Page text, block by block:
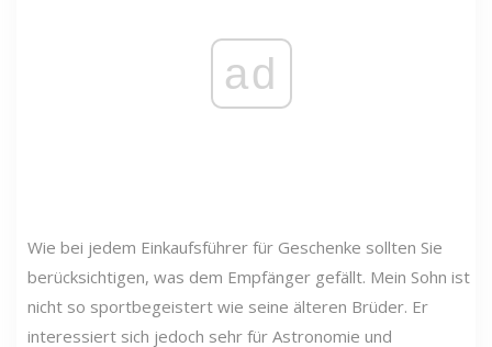
ad
Wie bei jedem Einkaufsführer für Geschenke sollten Sie
berücksichtigen, was dem Empfänger gefällt. Mein Sohn ist
nicht so sportbegeistert wie seine älteren Brüder. Er
interessiert sich jedoch sehr für Astronomie und